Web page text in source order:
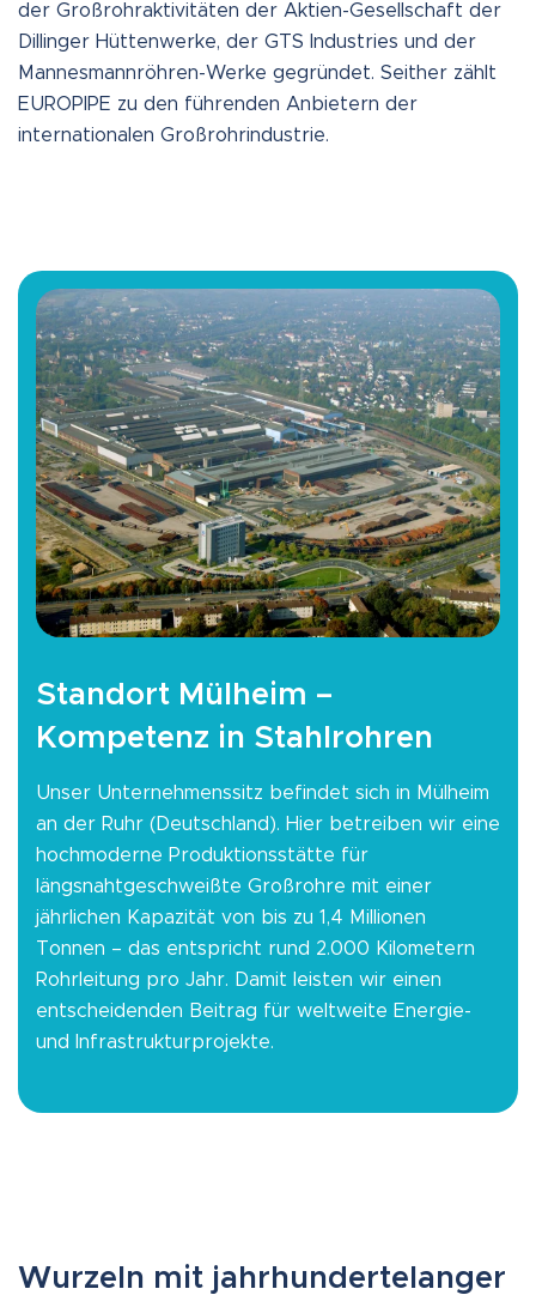
der Großrohraktivitäten der Aktien-Gesellschaft der
Dillinger Hüttenwerke, der GTS Industries und der
Mannesmannröhren-Werke gegründet. Seither zählt
EUROPIPE zu den führenden Anbietern der
internationalen Großrohrindustrie.
Standort Mülheim –
Kompetenz in Stahlrohren
Unser Unternehmenssitz befindet sich in Mülheim
an der Ruhr (Deutschland). Hier betreiben wir eine
hochmoderne Produktionsstätte für
längsnahtgeschweißte Großrohre mit einer
jährlichen Kapazität von bis zu 1,4 Millionen
Tonnen – das entspricht rund 2.000 Kilometern
Rohrleitung pro Jahr. Damit leisten wir einen
entscheidenden Beitrag für weltweite Energie-
und Infrastrukturprojekte.
Wurzeln mit jahrhundertelanger